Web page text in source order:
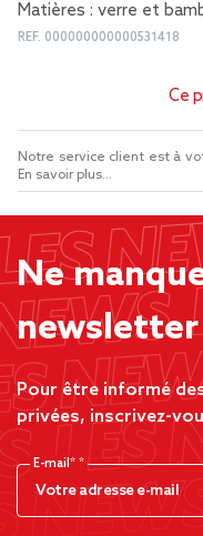
Matières : verre et
REF. 000000000000531418
Ce
Notre service client est à
En savoir plus...
Ne
Pour être informé
privées, inscrivez-
E-mail*